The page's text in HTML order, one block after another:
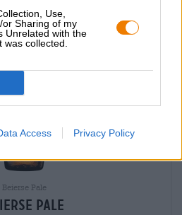
Use,
Sharing of my
Unrelated with the
collected.
Access Privacy Policy
Beierse Pale
Pale